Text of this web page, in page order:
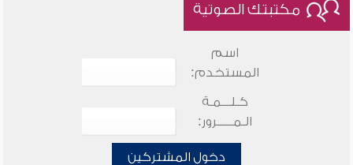
مكتبتك الصوتية
اسم
المستخدم:
كـلـــمـة
الـمـــــرور:
دخول المشتركين